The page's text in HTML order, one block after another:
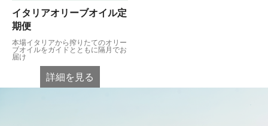
イタリアオリーブオイル定
期便
本場イタリアから搾りたてのオリー
ブオイルをガイドとともに隔月でお
届け
詳細を見る